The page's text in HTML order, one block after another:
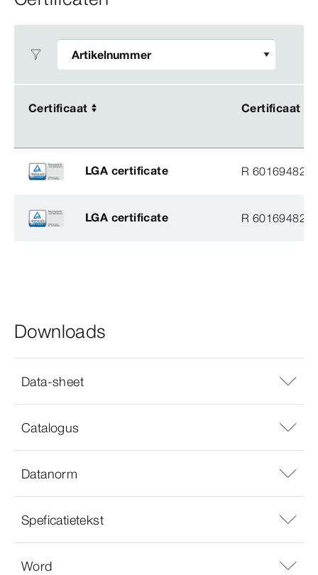
Certificaat Certificaat
Certificaat Certificaat
LGA certificate R 60169482
LGA certificate R 60169482
Downloads
Data-sheet
Catalogus
Datanorm
Speficatietekst
Word